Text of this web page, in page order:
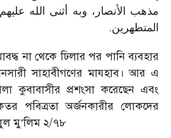
مذهب الأنصار، وبه أثنى الله
المتطهرين.
না থেকে ঢিলার পর পানি ব্যবহার
সাহাবীগণের মাযহাব। আর এ
কুবাবাসীর প্রশংসা করেছেন এবং
পবিত্রতা অর্জনকারীর লোকদের
মু‘লিম ২/৭৮